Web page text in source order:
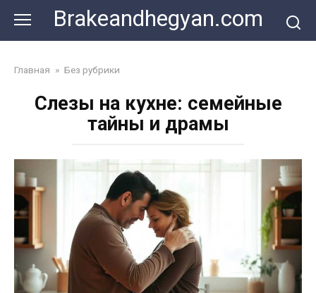
content
Brakeandhegyan.com
Главная » Без рубрики
Слезы на кухне: семейные
тайны и драмы